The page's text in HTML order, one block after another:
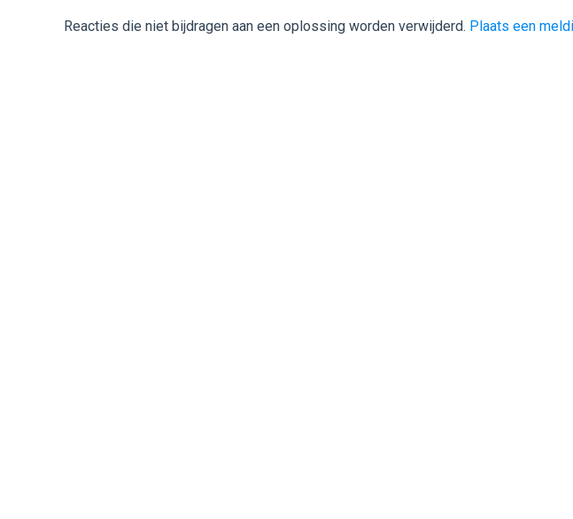
Reacties die niet bijdragen aan een oplossing worden verwijderd. Plaats een